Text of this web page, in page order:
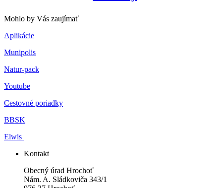
Mohlo by Vás zaujímať
Aplikácie
Munipolis
Natur-pack
Youtube
Cestovné poriadky
BBSK
Elwis
Kontakt
Obecný úrad Hrochoť
Nám. A. Sládkoviča 343/1